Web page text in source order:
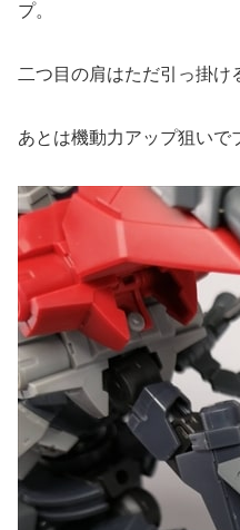
プ。
二つ目の肩はただ引っ掛け
あとは機動力アップ狙いで